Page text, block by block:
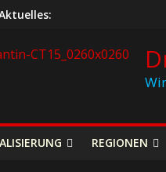
REGIONEN